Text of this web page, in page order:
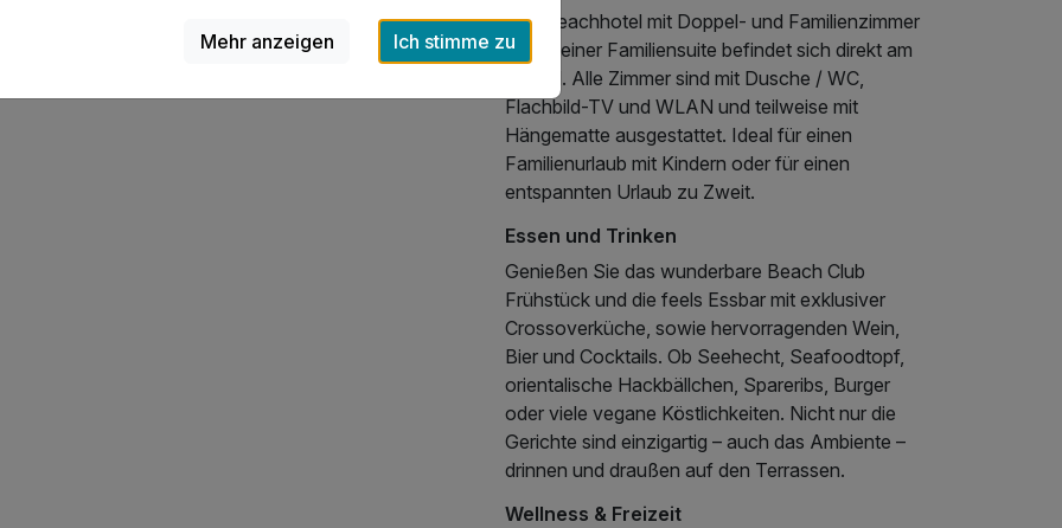
Das Beachhotel mit Doppel- und Familienzimmer
sowie einer Familiensuite befindet sich direkt am
Strand. Alle Zimmer sind mit Dusche / WC,
Flachbild-TV und WLAN und teilweise mit
Hängematte ausgestattet. Ideal für einen
Familienurlaub mit Kindern oder für einen
entspannten Urlaub zu Zweit.
Essen und Trinken
Genießen Sie das wunderbare Beach Club
Frühstück und die feels Essbar mit exklusiver
Crossoverküche, sowie hervorragenden Wein,
Bier und Cocktails. Ob Seehecht, Seafoodtopf,
orientalische Hackbällchen, Spareribs, Burger
oder viele vegane Köstlichkeiten. Nicht nur die
Gerichte sind einzigartig – auch das Ambiente –
drinnen und draußen auf den Terrassen.
Wellness & Freizeit
Mehr anzeigen Ich stimme zu